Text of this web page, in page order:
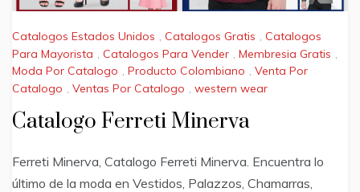
Catalogos Estados Unidos , Catalogos Gratis , Catalogos
Para Mayorista , Catalogos Para Vender , Membresia Gratis ,
Moda Por Catalogo , Producto Colombiano , Venta Por
Catalogo , Ventas Por Catalogo , western wear
Catalogo Ferreti Minerva
Ferreti Minerva, Catalogo Ferreti Minerva. Encuentra lo
último de la moda en Vestidos, Palazzos, Chamarras,